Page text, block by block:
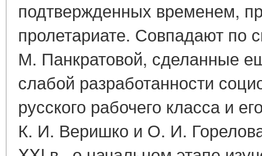
подтвержденных временем,
пролетариате. Совпадают по
М. Панкратовой, сделанные
слабой разработанности
русского рабочего класса и
К. И. Веришко и О. И.